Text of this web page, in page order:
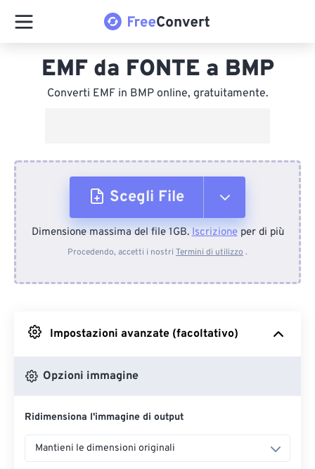
EMF da FONTE a BMP
Converti EMF in BMP online, gratuitamente.
Scegli File
Dal dispositivo
Da Google Drive
Dimensione massima del file 1GB.Iscrizioneper di più
Procedendo, accetti i nostri Termini di utilizzo .
Impostazioni avanzate (facoltativo)
Opzioni immagine
Ridimensiona l'immagine di output
Mantieni le dimensioni originali